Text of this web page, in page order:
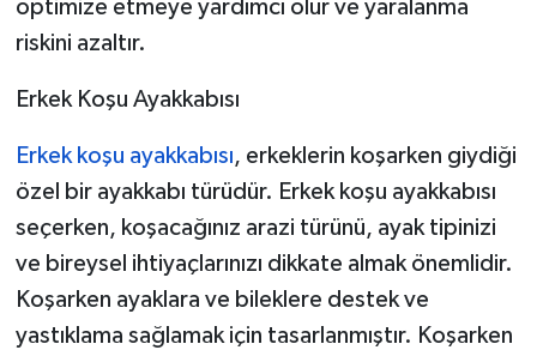
optimize etmeye yardımcı olur ve yaralanma
riskini azaltır.
Erkek Koşu Ayakkabısı
Erkek koşu ayakkabısı, erkeklerin koşarken giydiği
özel bir ayakkabı türüdür. Erkek koşu ayakkabısı
seçerken, koşacağınız arazi türünü, ayak tipinizi
ve bireysel ihtiyaçlarınızı dikkate almak önemlidir.
Koşarken ayaklara ve bileklere destek ve
yastıklama sağlamak için tasarlanmıştır. Koşarken